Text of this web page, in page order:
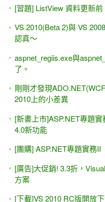
(.NET Framework)
[學員感言] ASP.NET MVC
ASP.NET - NPOI匯出
量數據）
在下定決心以前，請不要
都可使用
[會員登入] 不使用
(ClaimsIdentity)
[youtube影片]ASP.NET